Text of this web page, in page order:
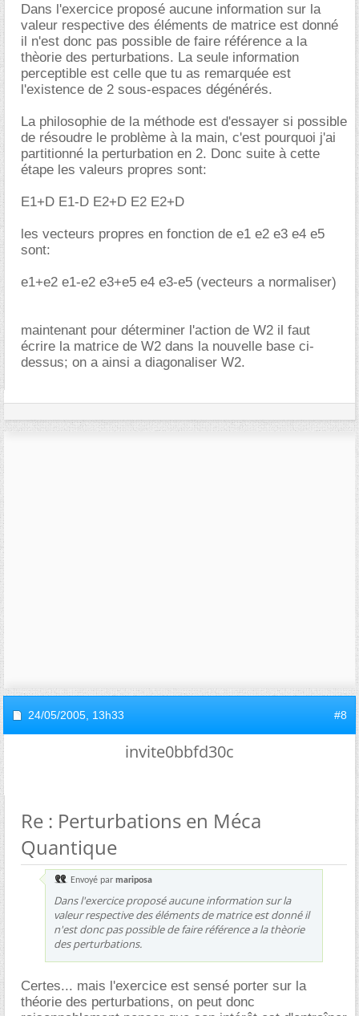
Dans l'exercice proposé aucune information sur la
valeur respective des éléments de matrice est donné
il n'est donc pas possible de faire référence a la
thèorie des perturbations. La seule information
perceptible est celle que tu as remarquée est
l'existence de 2 sous-espaces dégénérés.
La philosophie de la méthode est d'essayer si possible
de résoudre le problème à la main, c'est pourquoi j'ai
partitionné la perturbation en 2. Donc suite à cette
étape les valeurs propres sont:
E1+D E1-D E2+D E2 E2+D
les vecteurs propres en fonction de e1 e2 e3 e4 e5
sont:
e1+e2 e1-e2 e3+e5 e4 e3-e5 (vecteurs a normaliser)
maintenant pour déterminer l'action de W2 il faut
écrire la matrice de W2 dans la nouvelle base ci-
dessus; on a ainsi a diagonaliser W2.
24/05/2005, 13h33 #8
invite0bbfd30c
Re : Perturbations en Méca
Quantique
Envoyé par mariposa
Dans l'exercice proposé aucune information sur la
valeur respective des éléments de matrice est donné il
n'est donc pas possible de faire référence a la thèorie
des perturbations.
Certes... mais l'exercice est sensé porter sur la
théorie des perturbations, on peut donc